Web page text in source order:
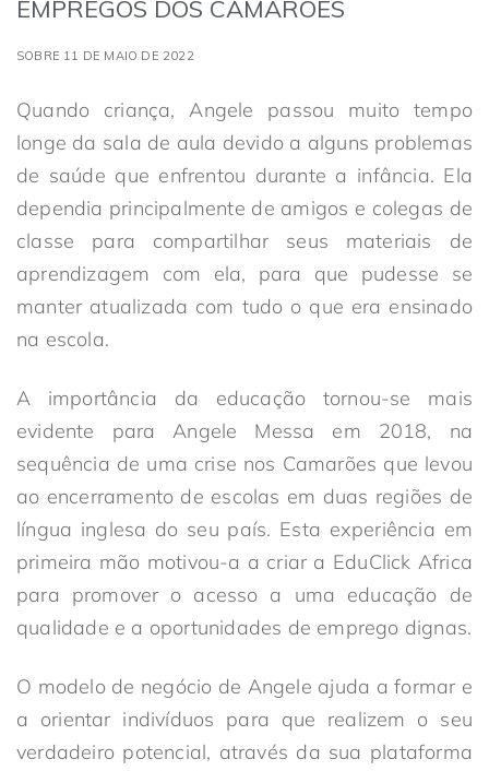
EMPREGOS DOS CAMARÕES
SOBRE 11 DE MAIO DE 2022
Quando criança, Angele passou muito tempo
longe da sala de aula devido a alguns problemas
de saúde que enfrentou durante a infância. Ela
dependia principalmente de amigos e colegas de
classe para compartilhar seus materiais de
aprendizagem com ela, para que pudesse se
manter atualizada com tudo o que era ensinado
na escola.
A importância da educação tornou-se mais
evidente para Angele Messa em 2018, na
sequência de uma crise nos Camarões que levou
ao encerramento de escolas em duas regiões de
língua inglesa do seu país. Esta experiência em
primeira mão motivou-a a criar a EduClick Africa
para promover o acesso a uma educação de
qualidade e a oportunidades de emprego dignas.
O modelo de negócio de Angele ajuda a formar e
a orientar indivíduos para que realizem o seu
verdadeiro potencial, através da sua plataforma